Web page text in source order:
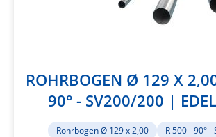
ROHRBOGEN Ø 129 X
90° - SV200/200 |
1.4301
Rohrbogen Ø 129 x 2,00
R 500 - 90° -